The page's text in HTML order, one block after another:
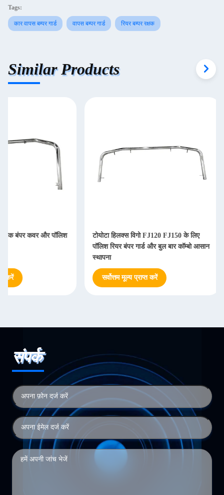
Tags:
कार वापस बम्पर गार्ड वापस बम्पर गार्ड रियर बम्पर रक्षक
Similar Products
टोयोटा हिलक्स विगो FJ120 FJ150 के लिए
पॉलिश रियर बंपर गार्ड और बुल बार कॉम्बो आसान
टोयोटा हिलक्स विगो
आसान स्थापना बैक बंपर
संपर्क